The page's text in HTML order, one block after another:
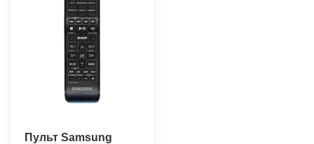
Пульт Samsung